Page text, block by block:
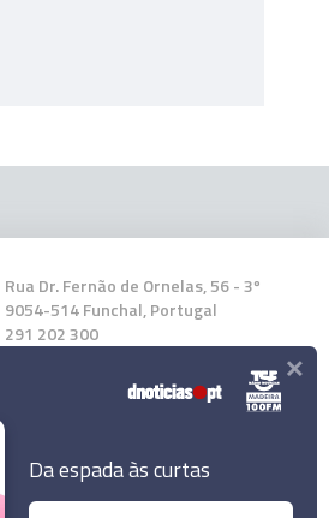
Rua Dr. Fernão de Ornelas, 56 - 3º
9054-514 Funchal, Portugal
291 202 300
Instale a nossa App
Da espada às curtas
×